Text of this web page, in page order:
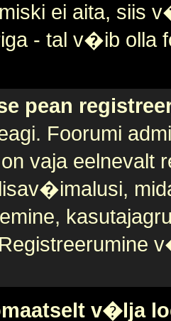
ei aita, siis
- tal v�ib olla
pean
Foorumi
vaja eelnevalt
v�lja